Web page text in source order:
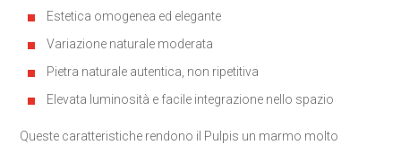
Estetica omogenea ed elegante
Variazione naturale moderata
Pietra naturale autentica, non ripetitiva
Elevata luminosità e facile integrazione nello spazio
Queste caratteristiche rendono il Pulpis un marmo molto